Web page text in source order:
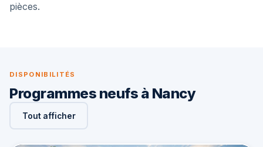
pièces.
DISPONIBILITÉS
Programmes neufs à Nancy
Tout afficher